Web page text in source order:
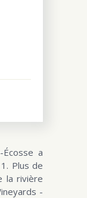
a
Plus de
la rivière
-